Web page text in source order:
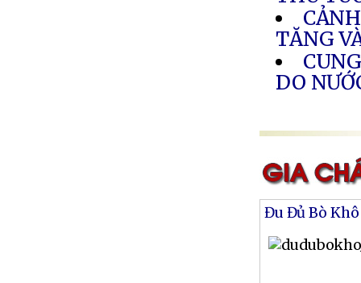
TĂNG
DO
Đu Đủ Bò Khô